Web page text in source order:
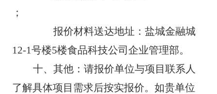
；
报价材料送达地址： 盐城金融城
12-1号楼5楼食品科技公司 企业管理部。
十、其他： 请报价单位与项目联系人
了解具体项目需求后按实报价。 如贵单位